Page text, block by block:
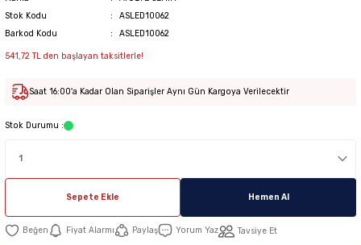
Stok Kodu
ASLED10062
Barkod Kodu
ASLED10062
541,72 TL den başlayan taksitlerle!
Saat 16:00'a Kadar Olan Siparişler Aynı Gün Kargoya Verilecektir
Stok Durumu :
Sepete Ekle Hemen Al
Fiyat Alarmı Paylaş Yorum Yaz Tavsiye Et